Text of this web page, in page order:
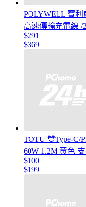
POLYWELL 寶利
高速傳輸充電線 /
$291
$369
TOTU 雙Type-C/
60W 1.2M 黃色
$100
$199